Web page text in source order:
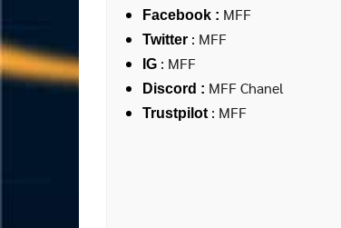
Facebook : MFF
Twitter : MFF
IG : MFF
Discord : MFF Chanel
Trustpilot : MFF